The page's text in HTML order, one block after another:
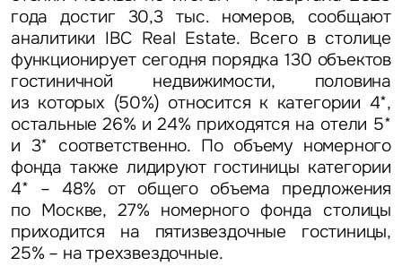
года достиг 30,3 тыс. номеров, сообщают
аналитики IBC Real Estate. Всего в столице
функционирует сегодня порядка 130 объектов
гостиничной недвижимости, половина
из которых (50%) относится к категории 4*,
остальные 26% и 24% приходятся на отели 5*
и 3* соответственно. По объему номерного
фонда также лидируют гостиницы категории
4* – 48% от общего объема предложения
по Москве, 27% номерного фонда столицы
приходится на пятизвездочные гостиницы,
25% – на трехзвездочные.